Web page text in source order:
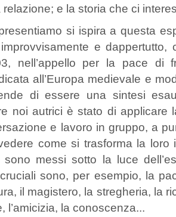
e la storia che ci
si ispira a questa
e dappertutto,
nell’appello per la pace di
all’Europa medievale e
di essere una sintesi
noi autrici è stato di applicare
e lavoro in gruppo, a
come si trasforma la loro
sono messi sotto la luce
sono, per esempio, la
il magistero, la stregheria, la
l’amicizia, la conoscenza...